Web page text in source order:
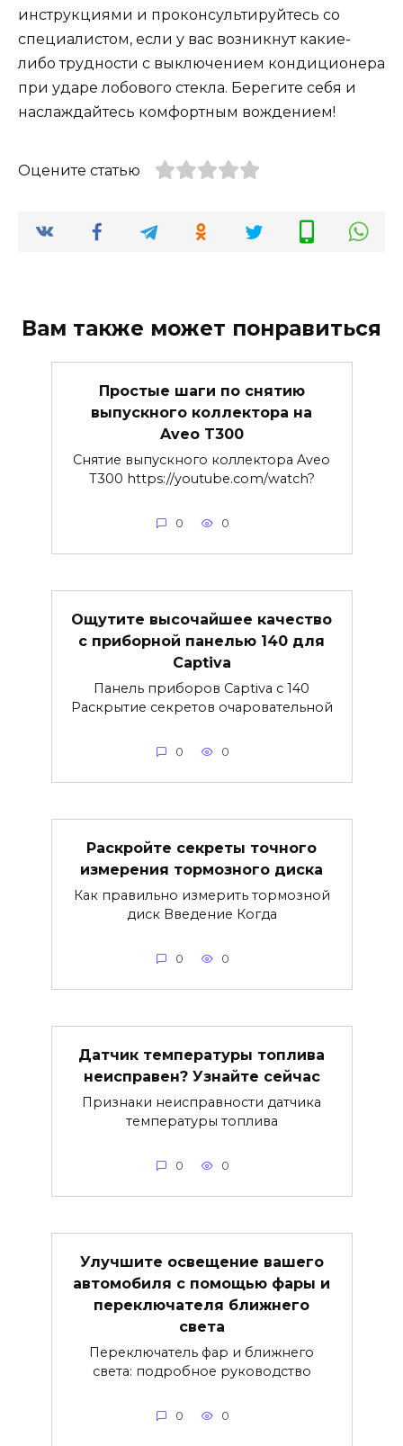
инструкциями и проконсультируйтесь со
специалистом, если у вас возникнут какие-
либо трудности с выключением кондиционера
при ударе лобового стекла. Берегите себя и
наслаждайтесь комфортным вождением!
Оцените статью
Вам также может понравиться
Простые шаги по снятию
выпускного коллектора на
Aveo T300
Снятие выпускного коллектора Aveo
T300 https://youtube.com/watch?
0 0
Ощутите высочайшее качество
с приборной панелью 140 для
Captiva
Панель приборов Captiva с 140
Раскрытие секретов очаровательной
0 0
Раскройте секреты точного
измерения тормозного диска
Как правильно измерить тормозной
диск Введение Когда
0 0
Датчик температуры топлива
неисправен? Узнайте сейчас
Признаки неисправности датчика
температуры топлива
0 0
Улучшите освещение вашего
автомобиля с помощью фары и
переключателя ближнего
света
Переключатель фар и ближнего
света: подробное руководство
0 0